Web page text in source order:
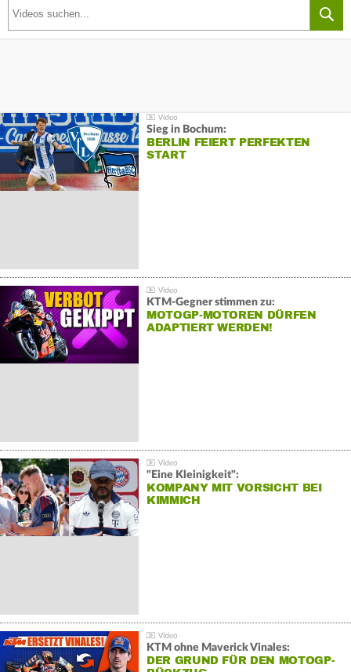
Sieg in Bochum:
BERLIN FEIERT PERFEKTEN
START
KTM-Gegner stimmen zu:
MOTOGP-MOTOREN DÜRFEN
ADAPTIERT WERDEN!
"Eine Kleinigkeit":
KOMPANY MIT VORSICHT BEI
KIMMICH
KTM ohne Maverick Vinales:
DER GRUND FÜR DEN MOTOGP-